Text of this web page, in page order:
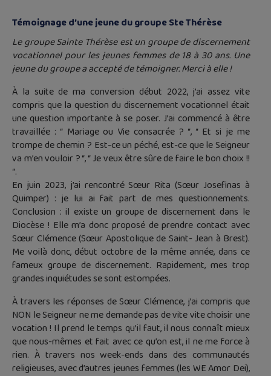
Témoignage d’une jeune du groupe Ste Thérèse
Le groupe Sainte Thérèse est un groupe de discernement
vocationnel pour les jeunes femmes de 18 à 30 ans. Une
jeune du groupe a accepté de témoigner. Merci à elle !
À la suite de ma conversion début 2022, j’ai assez vite
compris que la question du discernement vocationnel était
une question importante à se poser. J’ai commencé à être
travaillée : “ Mariage ou Vie consacrée ? “, “ Et si je me
trompe de chemin ? Est-ce un péché, est-ce que le Seigneur
va m’en vouloir ? “, “ Je veux être sûre de faire le bon choix !!
“.
En juin 2023, j’ai rencontré Sœur Rita (Sœur Josefinas à
Quimper) : je lui ai fait part de mes questionnements.
Conclusion : il existe un groupe de discernement dans le
Diocèse ! Elle m’a donc proposé de prendre contact avec
Sœur Clémence (Sœur Apostolique de Saint- Jean à Brest).
Me voilà donc, début octobre de la même année, dans ce
fameux groupe de discernement. Rapidement, mes trop
grandes inquiétudes se sont estompées.
À travers les réponses de Sœur Clémence, j’ai compris que
NON le Seigneur ne me demande pas de vite vite choisir une
vocation ! Il prend le temps qu’il faut, il nous connaît mieux
que nous-mêmes et fait avec ce qu’on est, il ne me force à
rien. À travers nos week-ends dans des communautés
religieuses, avec d’autres jeunes femmes (les WE Amor Dei),